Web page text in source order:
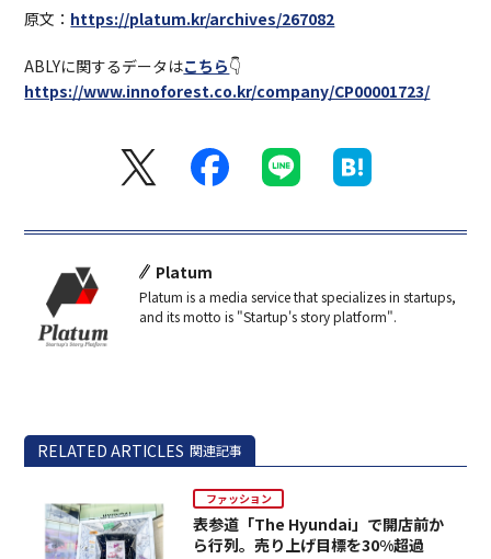
原文： https://platum.kr/archives/267082
ABLYに関するデータはこちら👇
https://www.innoforest.co.kr/company/CP00001723/
Platum
Platum is a media service that specializes in startups,
and its motto is "Startup's story platform".
RELATED ARTICLES 関連記事
ファッション
表参道「The Hyundai」で開店前か
ら行列。売り上げ目標を30%超過